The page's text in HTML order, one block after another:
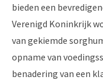
bieden een
Verenigd Koninkrijk
van gekiemde
opname van
benadering van een